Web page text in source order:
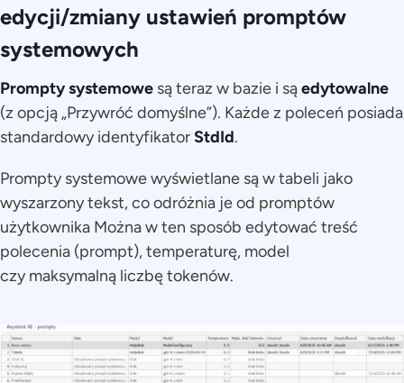
edycji/zmiany ustawień promptów
systemowych
Prompty systemowe są teraz w bazie i sąedytowalne
(z opcją „Przywróć domyślne”). Każde z poleceń posiada
standardowy identyfikatorStdId.
Prompty systemowe wyświetlane są w tabeli jako
wyszarzony tekst, co odróżnia je od promptów
użytkownika Można w ten sposób edytować treść
polecenia (prompt), temperaturę, model
czy maksymalną liczbę tokenów.